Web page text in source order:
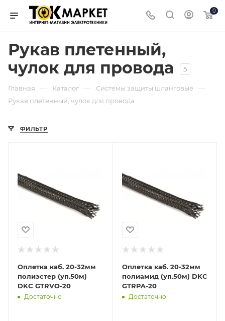
0
Рукав плетенный,
чулок для провода
5
Главная — Каталог — Системы защиты шланговые —
Рукав плетенный, чулок для провода
ФИЛЬТР
Оплетка каб. 20-32мм
полиэстер (уп.50м)
DKC GTRVO-20
Достаточно
Оплетка каб. 20-32мм
полиамид (уп.50м) DKC
GTRPA-20
Достаточно